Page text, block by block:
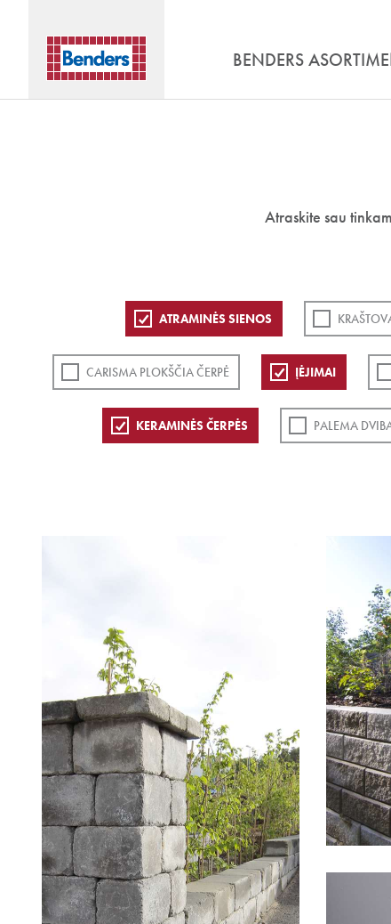
BENDERS
Atraskite sau
ATRAMINĖS SIENOS
CARISMA PLOKŠČIA ČERPĖ ĮĖJIMAI
KERAMINĖS ČERPĖS PALEMA